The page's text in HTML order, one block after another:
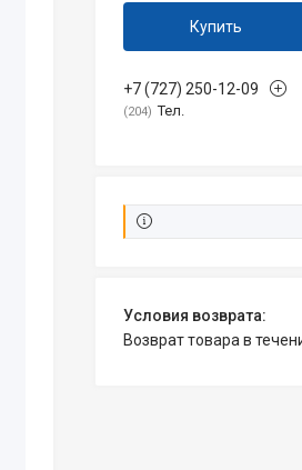
Купить
+7 (727) 250-12-09
204 Тел.
возврат товара в